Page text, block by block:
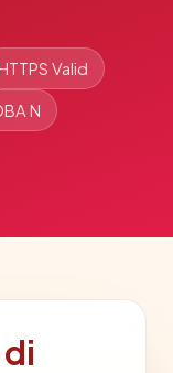
Valid
N